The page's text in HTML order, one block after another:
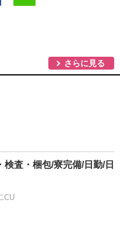
さらに見る
査・梱包/寮完備/日勤/日
CU